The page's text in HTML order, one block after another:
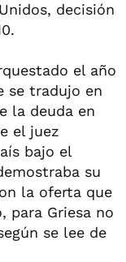
decisión
el año
se tradujo en
la deuda en
el juez
bajo el
su
la oferta que
para Griesa no
se lee de